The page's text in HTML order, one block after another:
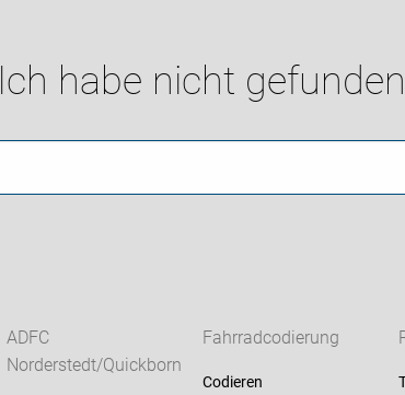
Ich habe nicht
ADFC
Norderstedt/Quickborn
Fahrradcodierung
Codieren